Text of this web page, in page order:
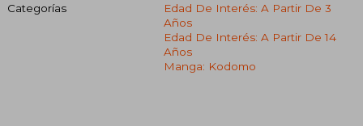
Categorías
Edad De Interés: A Partir De 3
Años
Edad De Interés: A Partir De 14
Años
Manga: Kodomo